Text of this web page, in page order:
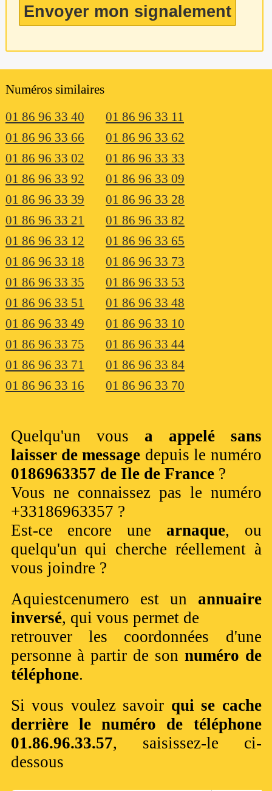
Numéros similaires
01 86 96 33 40
01 86 96 33 11
01 86 96 33 66
01 86 96 33 62
01 86 96 33 02
01 86 96 33 33
01 86 96 33 92
01 86 96 33 09
01 86 96 33 39
01 86 96 33 28
01 86 96 33 21
01 86 96 33 82
01 86 96 33 12
01 86 96 33 65
01 86 96 33 18
01 86 96 33 73
01 86 96 33 35
01 86 96 33 53
01 86 96 33 51
01 86 96 33 48
01 86 96 33 49
01 86 96 33 10
01 86 96 33 75
01 86 96 33 44
01 86 96 33 71
01 86 96 33 84
01 86 96 33 16
01 86 96 33 70
Quelqu'un vous a appelé sans
laisser de message depuis le numéro
0186963357 de Ile de France?
Vous ne connaissez pas le numéro
+33186963357 ?
Est-ce encore une arnaque, ou
quelqu'un qui cherche réellement à
vous joindre ?
Aquiestcenumero est un annuaire
inversé, qui vous permet de
retrouver les coordonnées d'une
personne à partir de son numéro de
téléphone.
Si vous voulez savoir qui se cache
derrière le numéro de téléphone
01.86.96.33.57, saisissez-le ci-
dessous